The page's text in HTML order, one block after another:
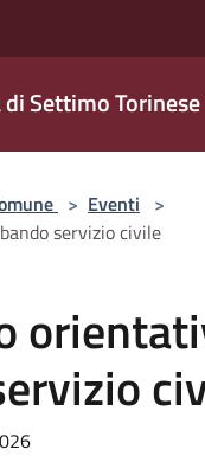
Settimo Torinese
> Eventi >
servizio civile